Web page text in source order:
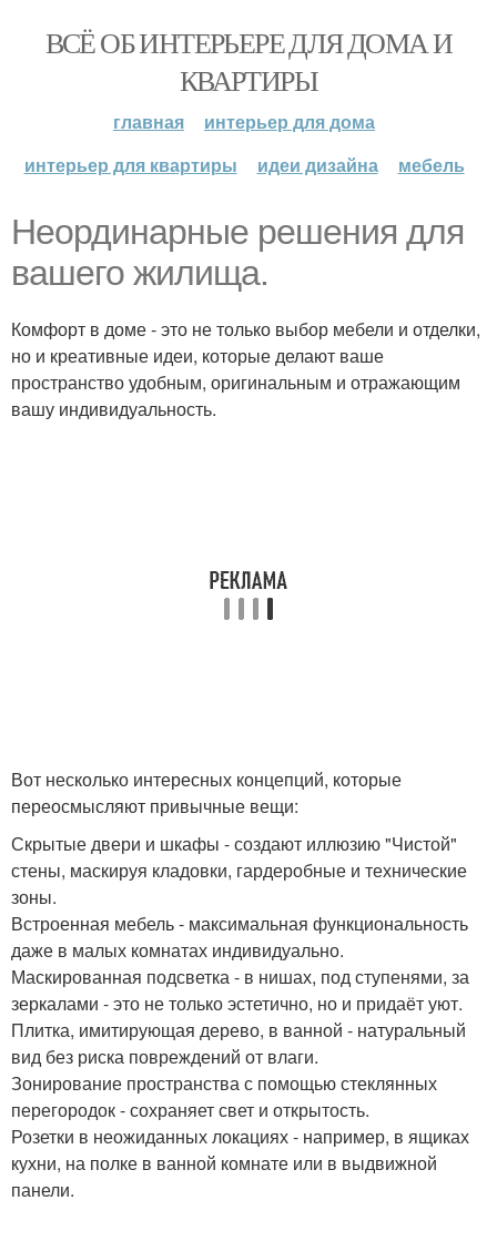
ВСЁ ОБ ИНТЕРЬЕРЕ ДЛЯ ДОМА И
КВАРТИРЫ
главная
интерьер для дома
интерьер для квартиры
идеи дизайна мебель
Неординарные решения для
вашего жилища.
Комфорт в доме - это не только выбор мебели и отделки,
но и креативные идеи, которые делают ваше
пространство удобным, оригинальным и отражающим
вашу индивидуальность.
Вот несколько интересных концепций, которые
переосмысляют привычные вещи:
Скрытые двери и шкафы - создают иллюзию "Чистой"
стены, маскируя кладовки, гардеробные и технические
зоны.
Встроенная мебель - максимальная функциональность
даже в малых комнатах индивидуально.
Маскированная подсветка - в нишах, под ступенями, за
зеркалами - это не только эстетично, но и придаёт уют.
Плитка, имитирующая дерево, в ванной - натуральный
вид без риска повреждений от влаги.
Зонирование пространства с помощью стеклянных
перегородок - сохраняет свет и открытость.
Розетки в неожиданных локациях - например, в ящиках
кухни, на полке в ванной комнате или в выдвижной
панели.